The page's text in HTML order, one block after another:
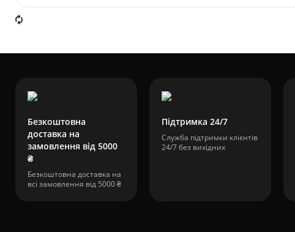
Безкоштовна
доставка на
замовлення від 5000
₴
Безкоштовна доставка на
всі замовлення від 5000 ₴
Підтримка 24/7
Служба підтримки клієнтів
24/7 без вихідних